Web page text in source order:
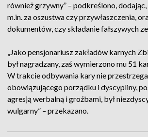
również grzywny” – podkreślono, dodając,
m.in. za oszustwa czy przywłaszczenia,
dokumentów, czy składanie fałszywych
„Jako pensjonariusz zakładów karnych
był nagradzany, zaś wymierzono mu 51
W trakcie odbywania kary nie
obowiązującego porządku i dyscypliny,
agresją werbalną i groźbami, był
wulgarny” – przekazano.